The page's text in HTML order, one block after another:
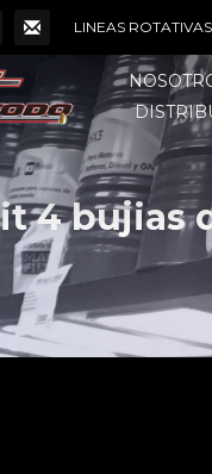
LINEAS
4 bujias